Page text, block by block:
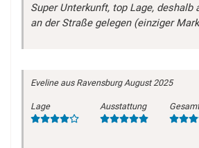
Super Unterkunft, top Lage, deshalb
an der Straße gelegen (einziger
Evelineaus Ravensburg August 2025
Lage Ausstattung